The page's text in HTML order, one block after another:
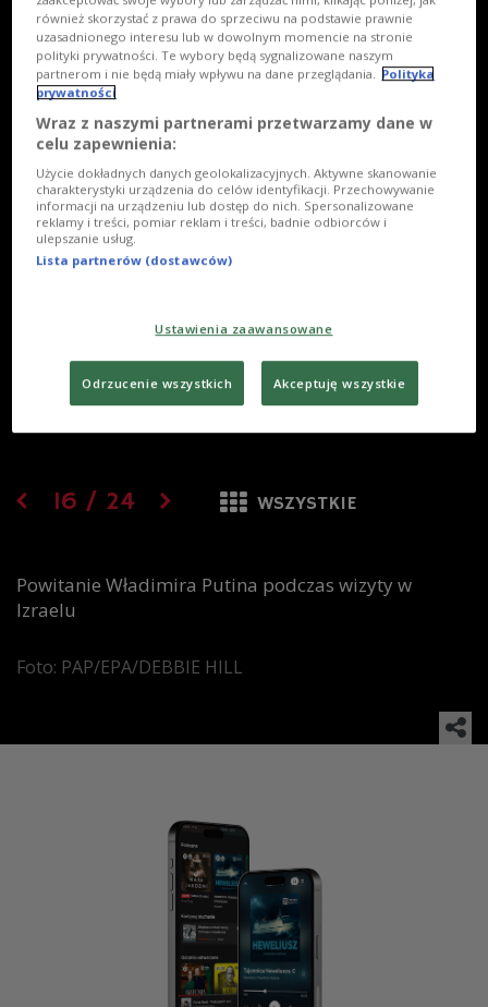
16 / 24 WSZYSTKIE
Powitanie Władimira Putina podczas wizyty w
Izraelu
Foto: PAP/EPA/DEBBIE HILL
również skorzystać z prawa do sprzeciwu na podstawie prawnie
uzasadnionego interesu lub w dowolnym momencie na stronie
polityki prywatności. Te wybory będą sygnalizowane naszym
partnerom i nie będą miały wpływu na dane przeglądania.
Polityka
prywatności
Wraz z naszymi partnerami przetwarzamy dane w
celu zapewnienia:
Użycie dokładnych danych geolokalizacyjnych. Aktywne skanowanie
charakterystyki urządzenia do celów identyfikacji. Przechowywanie
informacji na urządzeniu lub dostęp do nich. Spersonalizowane
reklamy i treści, pomiar reklam i treści, badnie odbiorców i
ulepszanie usług.
Lista partnerów (dostawców)
Ustawienia zaawansowane
Odrzucenie wszystkich Akceptuję wszystkie